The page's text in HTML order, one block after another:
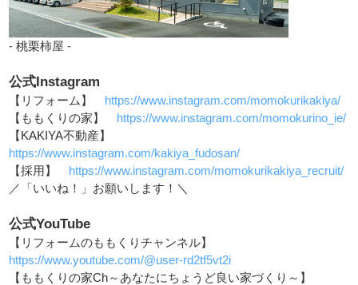
- 桃栗柿屋 -
公式Instagram
【リフォーム】
https://www.instagram.com/momokurikakiya/
【ももくりの家】
https://www.instagram.com/momokurino_ie/
【KAKIYA不動産】
https://www.instagram.com/kakiya_fudosan/
【採用】
https://www.instagram.com/momokurikakiya_recruit/
／「いいね！」お願いします！＼
公式YouTube
【リフォームのももくりチャンネル】
https://www.youtube.com/@user-rd2tf5vt2i
【ももくりの家Ch～あなたにちょうど良い家づくり～】